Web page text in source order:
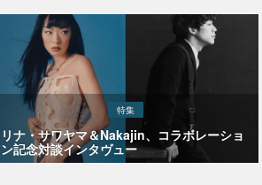
特集
リナ・サワヤマ＆Nakajin、コラボレーショ
ン記念対談インタヴュー